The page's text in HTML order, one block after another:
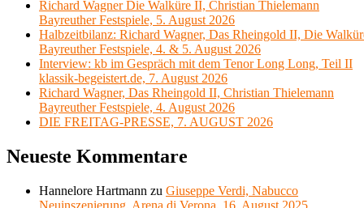
Richard Wagner Die Walküre II, Christian Thielemann
Bayreuther Festspiele, 5. August 2026
Halbzeitbilanz: Richard Wagner, Das Rheingold II, Die
Bayreuther Festspiele, 4. & 5. August 2026
Interview: kb im Gespräch mit dem Tenor Long Long, Teil II
klassik-begeistert.de, 7. August 2026
Richard Wagner, Das Rheingold II, Christian Thielemann
Bayreuther Festspiele, 4. August 2026
DIE FREITAG-PRESSE, 7. AUGUST 2026
Neueste Kommentare
Hannelore Hartmann zu Giuseppe Verdi, Nabucco
Neuinszenierung, Arena di Verona, 16. August 2025